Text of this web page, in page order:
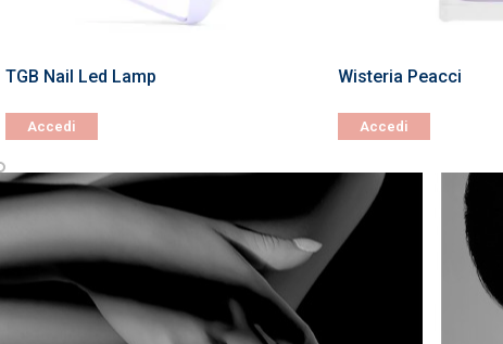
TGB Nail Led Lamp
Accedi
Wisteria Peacci
Accedi